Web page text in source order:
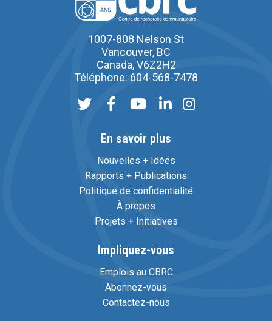
1007-808 Nelson St
Vancouver, BC
Canada, V6Z2H2
Téléphone: 604-568-7478
En savoir plus
Nouvelles + Idées
Rapports + Publications
Politique de confidentialité
À propos
Projets + Initiatives
Impliquez-vous
Emplois au CBRC
Abonnez-vous
Contactez-nous